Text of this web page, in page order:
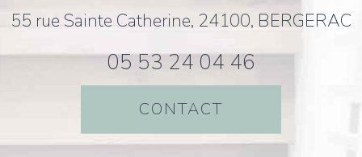
55 rue Sainte Catherine, 24100, BERGERAC
05 53 24 04 46
CONTACT